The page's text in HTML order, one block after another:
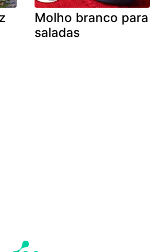
Molho branco para
saladas